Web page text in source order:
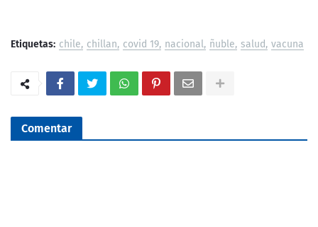
Etiquetas: chile chillan covid 19 nacional ñuble salud vacuna
Comentar